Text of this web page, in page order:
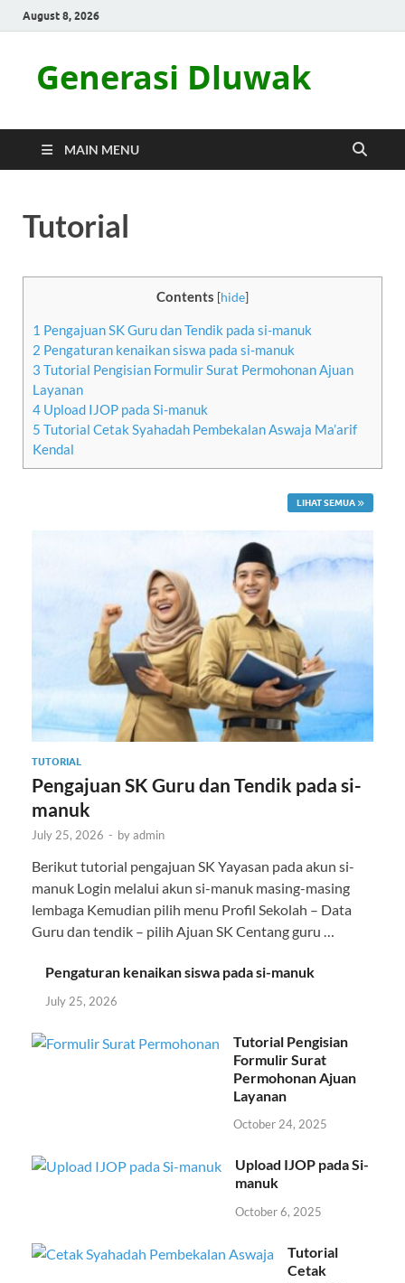
August 8, 2026
Generasi Dluwak
MAIN MENU
Tutorial
Contents [hide]
1 Pengajuan SK Guru dan Tendik pada si-manuk
2 Pengaturan kenaikan siswa pada si-manuk
3 Tutorial Pengisian Formulir Surat Permohonan Ajuan
Layanan
4 Upload IJOP pada Si-manuk
5 Tutorial Cetak Syahadah Pembekalan Aswaja Ma’arif
Kendal
LIHAT SEMUA
TUTORIAL
Pengajuan SK Guru dan Tendik pada si-
manuk
July 25, 2026 - byadmin
Berikut tutorial pengajuan SK Yayasan pada akun si-
manuk Login melalui akun si-manuk masing-masing
lembaga Kemudian pilih menu Profil Sekolah – Data
Guru dan tendik – pilih Ajuan SK Centang guru …
Pengaturan kenaikan siswa pada si-manuk
July 25, 2026
Tutorial Pengisian
Formulir Surat
Permohonan Ajuan
Layanan
October 24, 2025
Upload IJOP pada Si-
manuk
October 6, 2025
Tutorial
Cetak